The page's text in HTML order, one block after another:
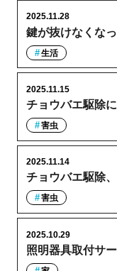
鍵が抜けなくな
2025.11.28
生活
チョウバエ駆除
2025.11.15
害虫
チョウバエ駆除
2025.11.14
害虫
照明器具取付サ
2025.10.29